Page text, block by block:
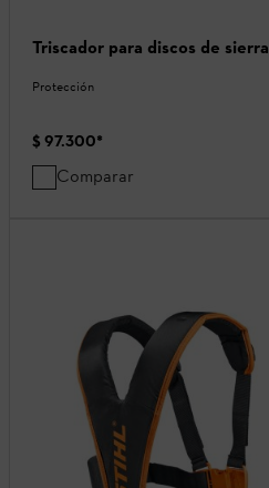
Triscador para discos de sierra
Protección
$ 97.300*
Comparar